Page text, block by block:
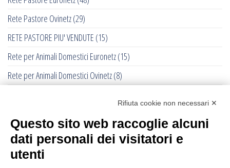
Rete Pastore Ovinetz(29)
RETE PASTORE PIU' VENDUTE (15)
Rete per Animali Domestici Euronetz(15)
Rete per Animali Domestici Ovinetz(8)
Reti Metalliche Zincate Pastorali(9)
Reti Pastore
Rifiuta cookie non necessari ✕
Questo sito web raccoglie alcuni
dati personali dei visitatori e
utenti